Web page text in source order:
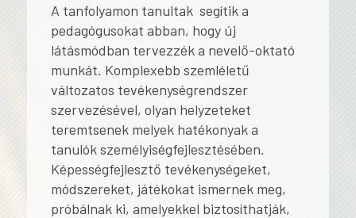
A tanfolyamon tanultak segítik a
pedagógusokat abban, hogy új
látásmódban tervezzék a nevelő-oktató
munkát. Komplexebb szemléletű
változatos tevékenységrendszer
szervezésével, olyan helyzeteket
teremtsenek melyek hatékonyak a
tanulók személyiségfejlesztésében.
Képességfejlesztő tevékenységeket,
módszereket, játékokat ismernek meg,
próbálnak ki, amelyekkel biztosíthatják,